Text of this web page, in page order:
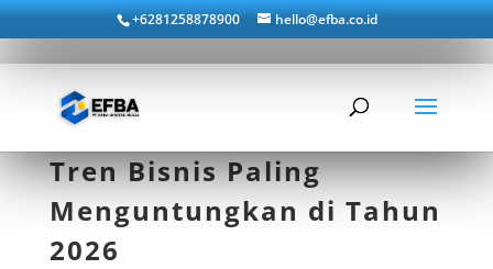
+6281258878900 hello@efba.co.id
Tren Bisnis Paling
Menguntungkan di Tahun
2026